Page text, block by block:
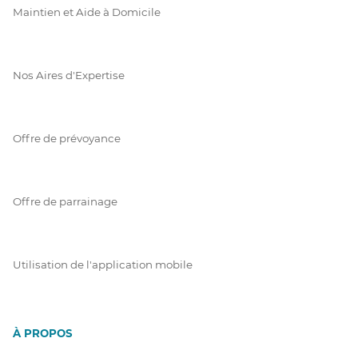
Maintien et Aide à Domicile
Nos Aires d'Expertise
Offre de prévoyance
Offre de parrainage
Utilisation de l'application mobile
À PROPOS